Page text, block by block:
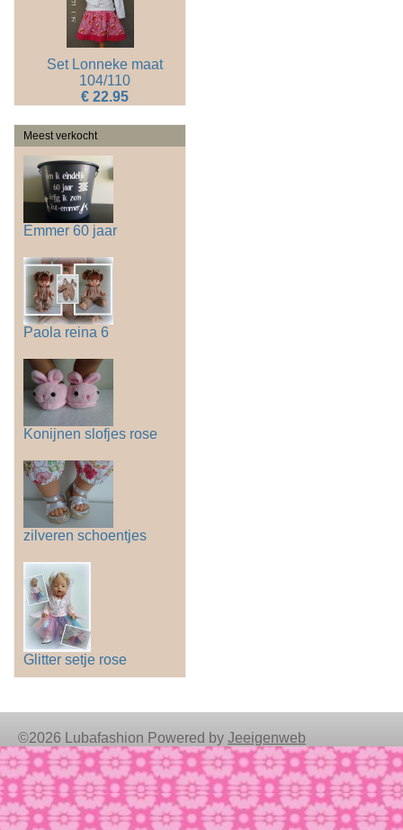
Set Lonneke maat
104/110
€ 22.95
Meest verkocht
Emmer 60 jaar
Paola reina 6
Konijnen slofjes rose
zilveren schoentjes
Glitter setje rose
©2026 Lubafashion Powered by Jeeigenweb